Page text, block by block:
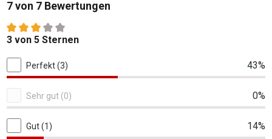
7 von 7 Bewertungen
Durchschnittliche Bewertung von 3 von 5 Sternen
3 von 5 Sternen
7 von 7 Bewertungen
Perfekt (3) 43%
Sehr gut (0) 0%
Gut (1) 14%